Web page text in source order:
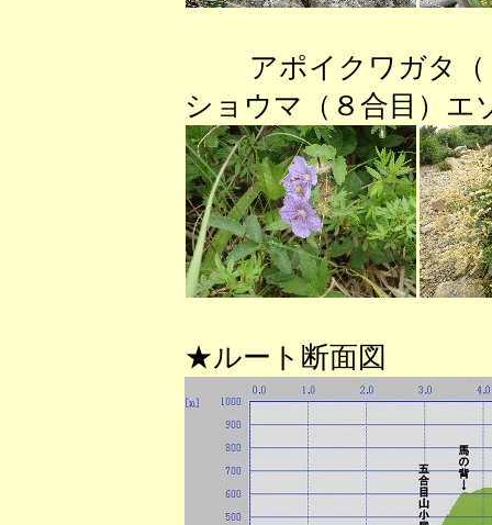
アポイクワガタ（
ショウマ（８合目）エ
★ルート断面図